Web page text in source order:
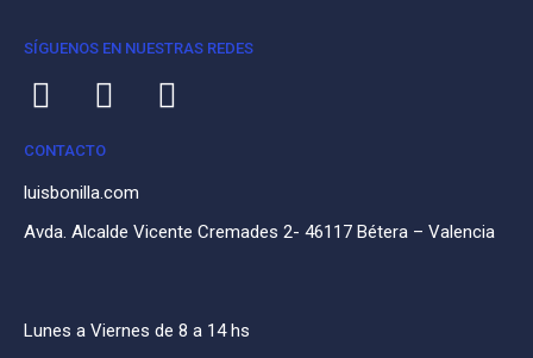
SÍGUENOS EN NUESTRAS REDES
CONTACTO
luisbonilla.com
Avda. Alcalde Vicente Cremades 2- 46117 Bétera – Valencia
Lunes a Viernes de 8 a 14 hs